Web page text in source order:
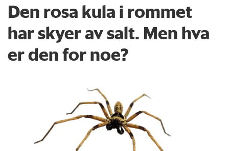
Den rosa kula i rommet
har skyer av salt. Men hva
er den for noe?